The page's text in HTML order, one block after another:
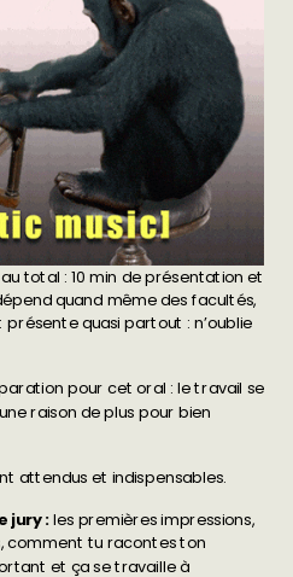
total : 10 min de présentation et
quand même des facultés,
quasi partout : n’oublie
pour cet oral : le travail se
raison de plus pour bien
attendus et indispensables.
jury :les premières impressions,
comment tu racontes ton
et ça se travaille à